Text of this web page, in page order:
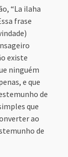
“La ilaha
frase
existe
ninguém
e que
de
que
ao
de